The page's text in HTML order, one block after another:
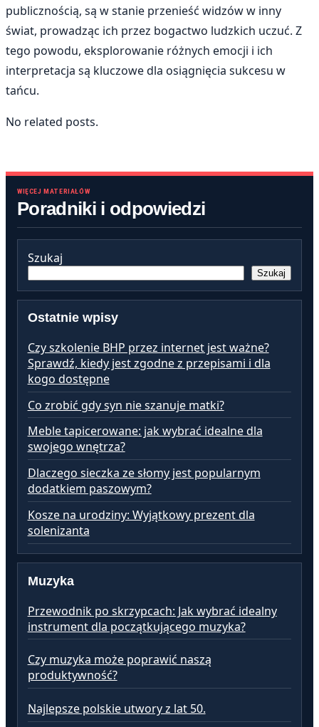
WIĘCEJ MATERIAŁÓW
Poradniki i odpowiedzi
Szukaj
Szukaj
Ostatnie wpisy
Czy szkolenie BHP przez internet jest ważne?
Sprawdź, kiedy jest zgodne z przepisami i dla
kogo dostępne
Co zrobić gdy syn nie szanuje matki?
Meble tapicerowane: jak wybrać idealne dla
swojego wnętrza?
Dlaczego sieczka ze słomy jest popularnym
dodatkiem paszowym?
Kosze na urodziny: Wyjątkowy prezent dla
solenizanta
Muzyka
Przewodnik po skrzypcach: Jak wybrać idealny
instrument dla początkującego muzyka?
Czy muzyka może poprawić naszą
produktywność?
Najlepsze polskie utwory z lat 50.
publicznością, są w stanie przenieść widzów w inny
świat, prowadząc ich przez bogactwo ludzkich uczuć. Z
tego powodu, eksplorowanie różnych emocji i ich
interpretacja są kluczowe dla osiągnięcia sukcesu w
tańcu.
No related posts.